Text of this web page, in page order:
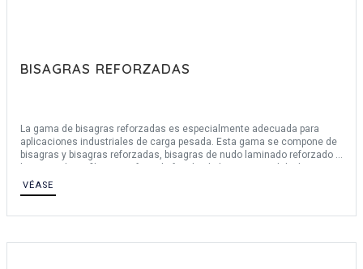
BISAGRAS REFORZADAS
La gama de bisagras reforzadas es especialmente adecuada para
aplicaciones industriales de carga pesada. Esta gama se compone de
bisagras y bisagras reforzadas, bisagras de nudo laminado reforzado y
de alta resistencia que se pueden componer según sus necesidades.
Ofrecemos bisagras de acero forjado o acero inoxidable 304 con un
Los equipos de PINET también pueden ayudarle en la creación de
VÉASE